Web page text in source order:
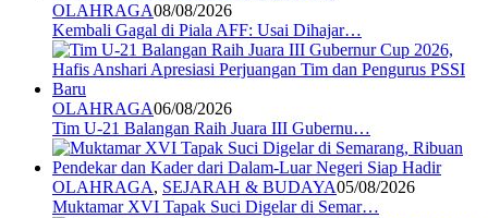
OLAHRAGA08/08/2026
Kembali Gagal di Piala AFF: Usai Dihajar…
OLAHRAGA06/08/2026
Tim U-21 Balangan Raih Juara III Gubernu…
OLAHRAGA, SEJARAH & BUDAYA05/08/2026
Muktamar XVI Tapak Suci Digelar di Semar…